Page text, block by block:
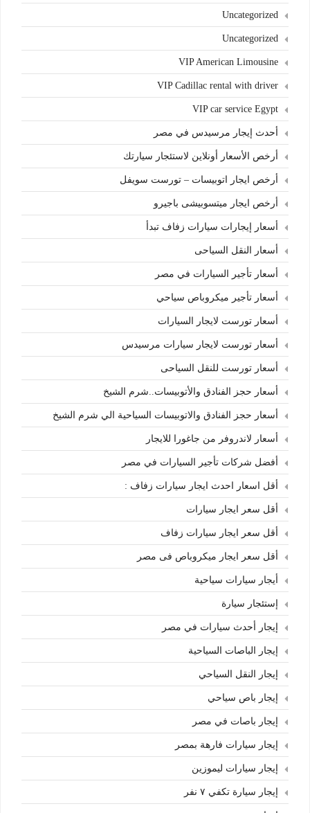
Uncategorized
Uncategorized
VIP American Limousine
VIP Cadillac rental with driver
VIP car service Egypt
أحدث إيجار مرسيدس في مصر
أرخص الأسعار أونلاين لاستئجار سيارتك
أرخص ايجار اتوبيسات – تورست سويفل
أرخص ايجار ميتسوبيشى باجيرو
أسعار إيجارات سيارات زفاف تبدأ
أسعار النقل السياحى
أسعار تأجير السيارات في مصر
أسعار تأجير ميكروباص سياحي
أسعار تورست لايجار السيارات
أسعار تورست لايجار سيارات مرسيدس
أسعار تورست للنقل السياحى
أسعار حجز الفنادق والأتوبيسات..شرم الشيخ
أسعار حجز الفنادق والاتوبيسات السياحية الي شرم الشيخ
أسعار لاندروفر من جاغورا للايجار
أفضل شركات تأجير السيارات في مصر
أقل اسعار احدث ايجار سيارات زفاف :
أقل سعر ايجار سيارات
أقل سعر ايجار سيارات زفاف
أقل سعر ايجار ميكروباص فى مصر
أيجار سيارات سياحية
إستئجار سيارة
إيجار أحدث سيارات في مصر
إيجار الباصات السياحية
إيجار النقل السياحي
إيجار باص سياحي
إيجار باصات في مصر
إيجار سيارات فارهة بمصر
إيجار سيارات ليموزين
إيجار سيارة تكفي ٧ نفر